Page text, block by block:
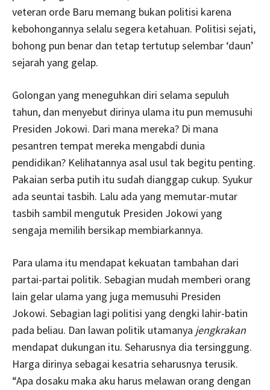
veteran orde Baru memang bukan politisi karena
kebohongannya selalu segera ketahuan. Politisi sejati,
bohong pun benar dan tetap tertutup selembar ‘daun’
sejarah yang gelap.
Golongan yang meneguhkan diri selama sepuluh
tahun, dan menyebut dirinya ulama itu pun memusuhi
Presiden Jokowi. Dari mana mereka? Di mana
pesantren tempat mereka mengabdi dunia
pendidikan? Kelihatannya asal usul tak begitu penting.
Pakaian serba putih itu sudah dianggap cukup. Syukur
ada seuntai tasbih. Lalu ada yang memutar-mutar
tasbih sambil mengutuk Presiden Jokowi yang
sengaja memilih bersikap membiarkannya.
Para ulama itu mendapat kekuatan tambahan dari
partai-partai politik. Sebagian mudah memberi orang
lain gelar ulama yang juga memusuhi Presiden
Jokowi. Sebagian lagi politisi yang dengki lahir-batin
pada beliau. Dan lawan politik utamanya jengkrakan
mendapat dukungan itu. Seharusnya dia tersinggung.
Harga dirinya sebagai kesatria seharusnya terusik.
“Apa dosaku maka aku harus melawan orang dengan